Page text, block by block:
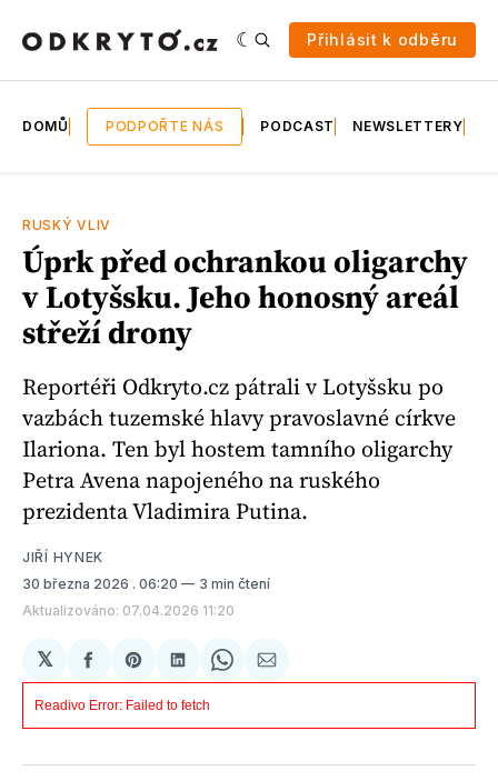
Přihlásit k odběru
DOMŮ PODPOŘTE NÁS PODCAST NEWSLETTERY
RUSKÝ VLIV
Úprk před ochrankou oligarchy
v Lotyšsku. Jeho honosný areál
střeží drony
Reportéři Odkryto.cz pátrali v Lotyšsku po
vazbách tuzemské hlavy pravoslavné církve
Ilariona. Ten byl hostem tamního oligarchy
Petra Avena napojeného na ruského
prezidenta Vladimira Putina.
JIŘÍ HYNEK
30 března 2026 . 06:20
3 min čtení
Aktualizováno: 07.04.2026 11:20
𝕏
Sdílet
na
Facebooku
Share
on
Pinterest
Sdílet
na
LinkedIn
Share
on
Sdílet
e-